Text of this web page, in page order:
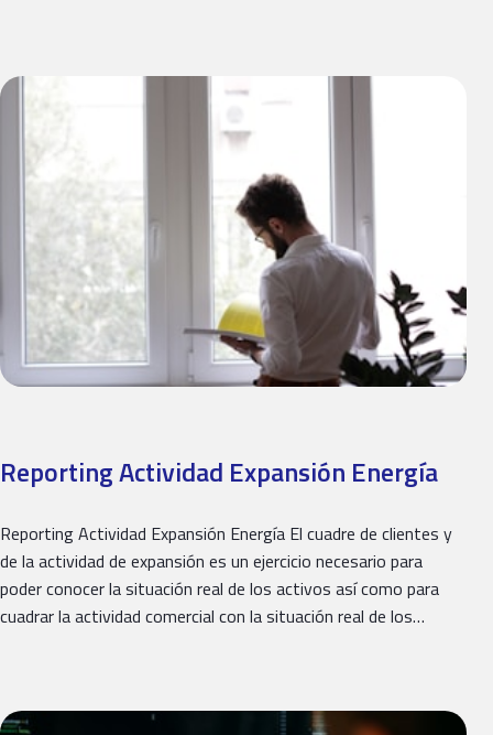
Reporting Actividad Expansión Energía
Reporting Actividad Expansión Energía El cuadre de clientes y
de la actividad de expansión es un ejercicio necesario para
poder conocer la situación real de los activos así como para
cuadrar la actividad comercial con la situación real de los…